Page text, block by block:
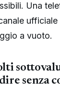
Una
ufficiale
a vuoto.
senza